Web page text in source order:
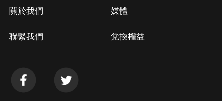
關於我們
聯繫我們
媒體
兌換權益